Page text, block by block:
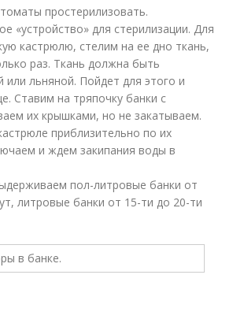
простерилизовать.
«устройство» для стерилизации. Для
кастрюлю, стелим на ее дно ткань,
раз. Ткань должна быть
льняной. Пойдет для этого и
Ставим на тряпочку банки с
их крышками, но не закатываем.
приблизительно по их
и ждем закипания воды в
пол-литровые банки от
литровые банки от 15-ти до 20-ти